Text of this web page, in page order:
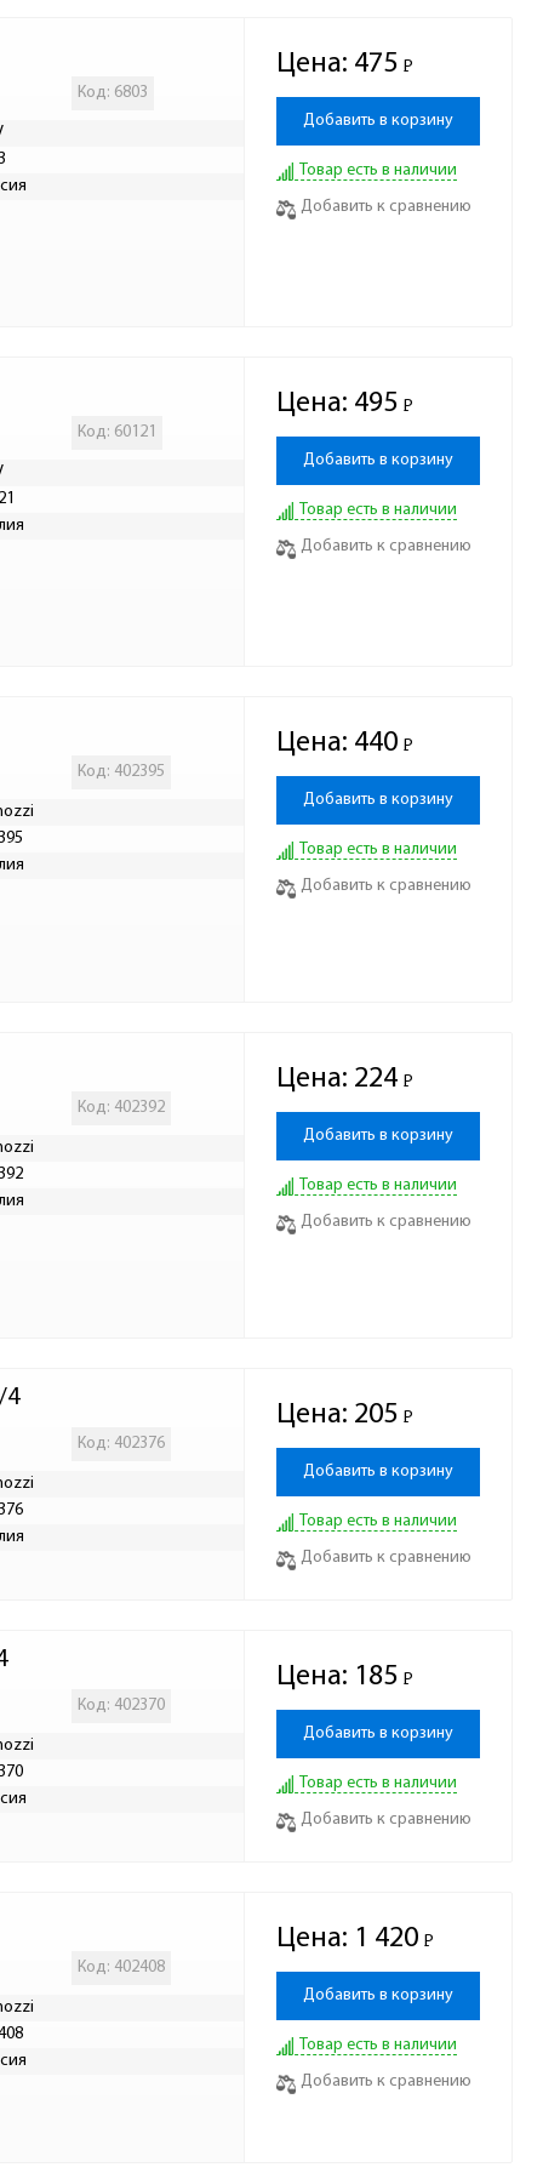
Код: 6803
Цена: 475 Р
-
Добавить в корзину
Товар есть в наличии
Добавить к сравнению
Код: 60121
Цена: 495 Р
-
Добавить в корзину
Товар есть в наличии
Добавить к сравнению
Код: 402395
Цена: 440 Р
-
Добавить в корзину
Товар есть в наличии
Добавить к сравнению
Код: 402392
Цена: 224 Р
-
Добавить в корзину
Товар есть в наличии
Добавить к сравнению
4
Код: 402376
Цена: 205 Р
-
Добавить в корзину
Товар есть в наличии
Добавить к сравнению
Код: 402370
Цена: 185 Р
-
Добавить в корзину
Товар есть в наличии
Добавить к сравнению
Код: 402408
Цена: 1 420 Р
-
Добавить в корзину
Товар есть в наличии
Добавить к сравнению